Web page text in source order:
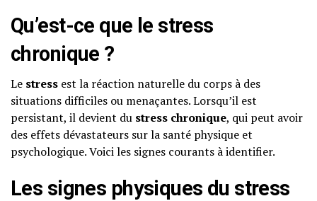
Qu’est-ce que le stress
chronique ?
Le stress est la réaction naturelle du corps à des
situations difficiles ou menaçantes. Lorsqu’il est
persistant, il devient du stress chronique, qui peut avoir
des effets dévastateurs sur la santé physique et
psychologique. Voici les signes courants à identifier.
Les signes physiques du stress